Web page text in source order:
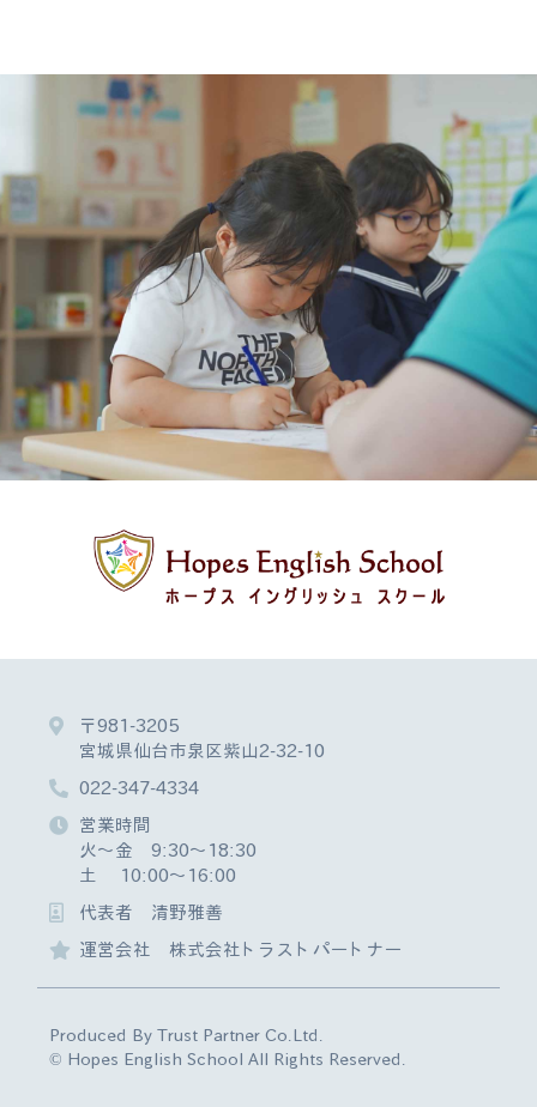
〒981-3205
宮城県仙台市泉区紫山2-32-10
022-347-4334
営業時間
火～金 9:30～18:30
土 10:00～16:00
代表者 清野雅善
運営会社 株式会社トラストパートナー
Produced By Trust Partner Co.Ltd.
© Hopes English School All Rights Reserved.